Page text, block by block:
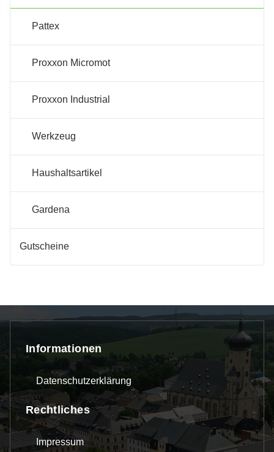
Pattex
Proxxon Micromot
Proxxon Industrial
Werkzeug
Haushaltsartikel
Gardena
Gutscheine
Informationen
Datenschutzerklärung
Rechtliches
Impressum